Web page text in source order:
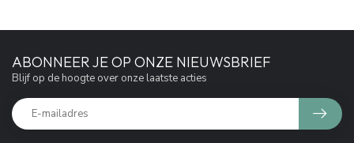
ABONNEER JE OP ONZE NIEUWSBRIEF
Blijf op de hoogte over onze laatste acties